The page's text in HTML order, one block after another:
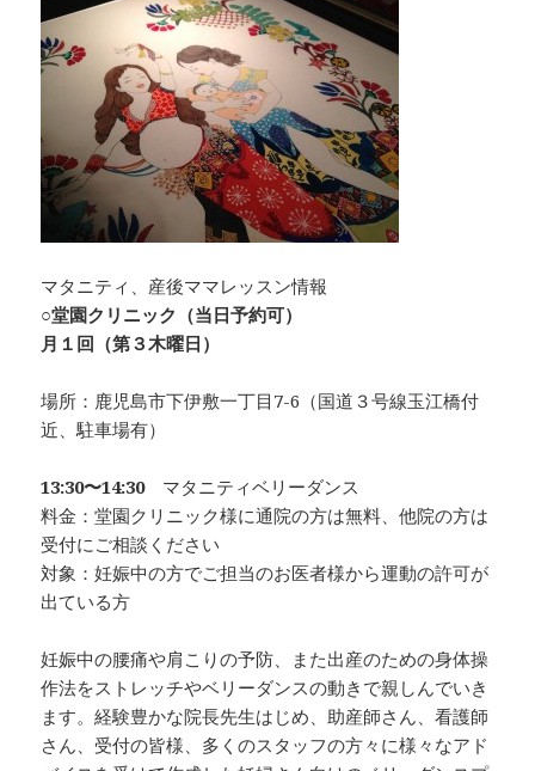
マタニティ、産後ママレッスン情報
○堂園クリニック（当日予約可）
月１回（第３木曜日）
場所：鹿児島市下伊敷一丁目7-6（国道３号線玉江橋付
近、駐車場有）
13:30〜14:30マタニティベリーダンス
料金：堂園クリニック様に通院の方は無料、他院の方は
受付にご相談ください
対象：妊娠中の方でご担当のお医者様から運動の許可が
出ている方
妊娠中の腰痛や肩こりの予防、また出産のための身体操
作法をストレッチやベリーダンスの動きで親しんでいき
ます。経験豊かな院長先生はじめ、助産師さん、看護師
さん、受付の皆様、多くのスタッフの方々に様々なアド